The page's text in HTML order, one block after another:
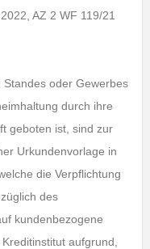
AZ 2 WF 119/21
oder Gewerbes
durch ihre
geboten ist, sind zur
Urkundenvorlage in
die Verpflichtung
des
kundenbezogene
aufgrund,